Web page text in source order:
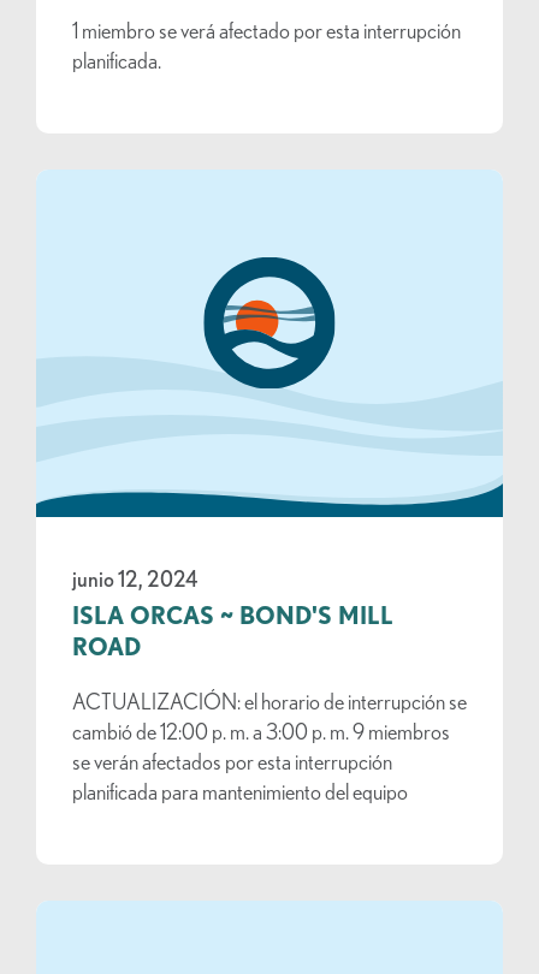
1 miembro se verá afectado por esta interrupción
planificada.
junio 12, 2024
ISLA ORCAS ~ BOND'S MILL
ROAD
ACTUALIZACIÓN: el horario de interrupción se
cambió de 12:00 p. m. a 3:00 p. m. 9 miembros
se verán afectados por esta interrupción
planificada para mantenimiento del equipo